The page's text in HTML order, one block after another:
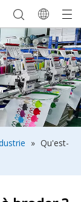
» Qu'est-